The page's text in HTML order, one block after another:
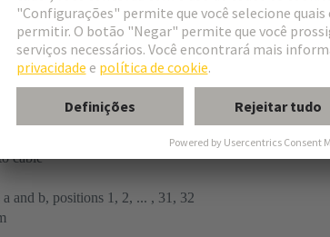
cable
and b, positions 1, 2, ... , 31, 32